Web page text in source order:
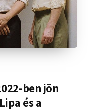
ben jön
és a